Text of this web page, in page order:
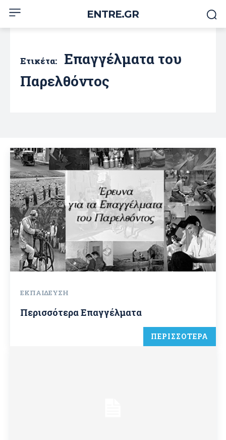
ENTRE.GR
Ετικέτα:
Επαγγέλματα του
Παρελθόντος
ΕΚΠΑΊΔΕΥΣΗ
Περισσότερα Επαγγέλματα
ΠΕΡΙΣΣΟΤΕΡΑ